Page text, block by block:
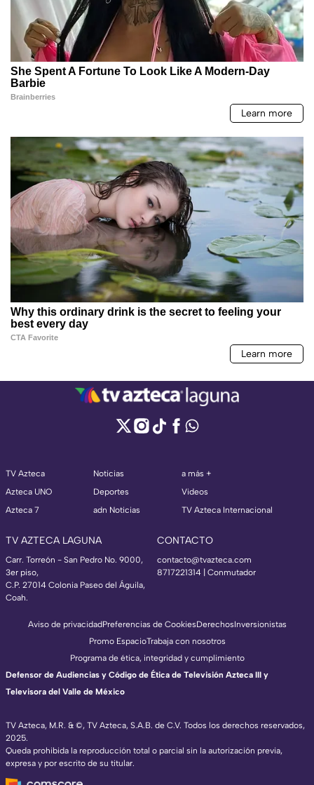
TV Azteca
Azteca UNO
Azteca 7
Noticias
Deportes
adn Noticias
a más +
Videos
TV Azteca Internacional
TV AZTECA LAGUNA
Carr. Torreón - San Pedro No. 9000,
3er piso,
C.P. 27014 Colonia Paseo del Águila,
Coah.
CONTACTO
contacto@tvazteca.com
8717221314 | Conmutador
TV Azteca, M.R. & ©, TV Azteca, S.A.B. de C.V. Todos los derechos reservados,
2025.
Queda prohibida la reproducción total o parcial sin la autorización previa,
expresa y por escrito de su titular.
Aviso de privacidadPreferencias de CookiesDerechosInversionistas
Promo EspacioTrabaja con nosotros
Programa de ética, integridad y cumplimiento
Defensor de Audiencias y Código de Ética de Televisión Azteca III y
Televisora del Valle de México